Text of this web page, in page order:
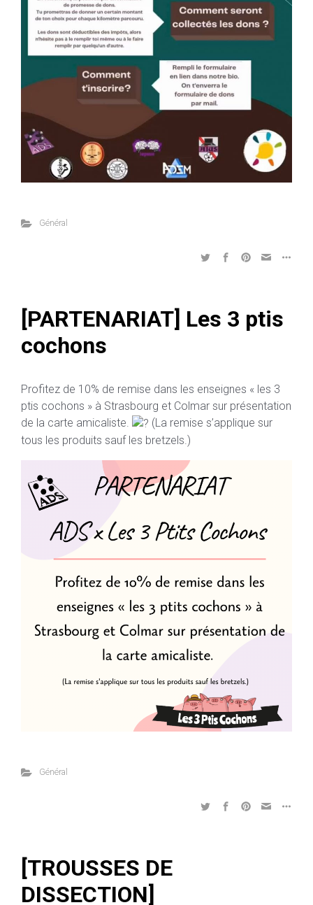
Général
[PARTENARIAT] Les 3 ptis
cochons
Profitez de 10% de remise dans les enseignes « les 3
ptis cochons » à Strasbourg et Colmar sur présentation
de la carte amicaliste.
(La remise s’applique sur
tous les produits sauf les bretzels.)
Général
[TROUSSES DE
DISSECTION]